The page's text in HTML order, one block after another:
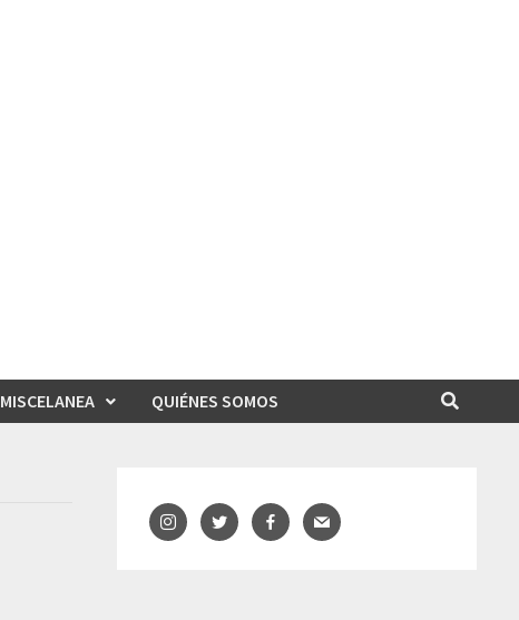
MISCELANEA QUIÉNES SOMOS